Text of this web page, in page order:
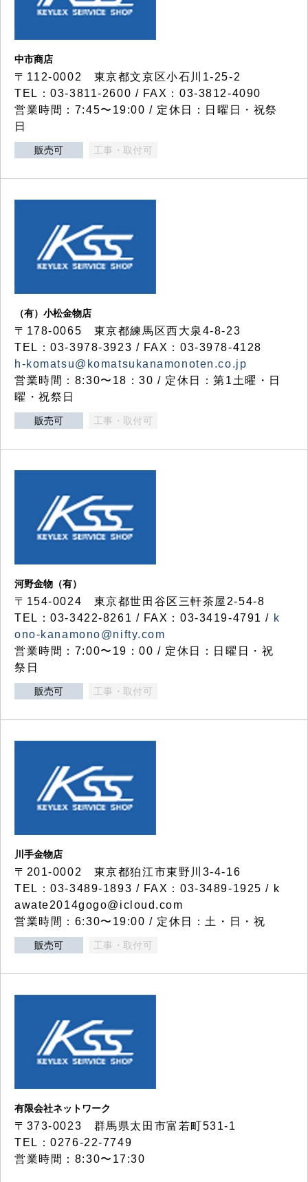
中市商店
〒112-0002 東京都文京区小石川1-25-2
TEL：03-3811-2600 / FAX：03-3812-4090
営業時間：7:45〜19:00 / 定休日：日曜日・祝祭
日
販売可 工事・取付可
（有）小松金物店
〒178-0065 東京都練馬区西大泉4-8-23
TEL：03-3978-3923 / FAX：03-3978-4128
h-komatsu@komatsukanamonoten.co.jp
営業時間：8:30〜18：30 / 定休日：第1土曜・日
曜・祝祭日
販売可 工事・取付可
河野金物（有）
〒154-0024 東京都世田谷区三軒茶屋2-54-8
TEL：03-3422-8261 / FAX：03-3419-4791 / k
ono-kanamono@nifty.com
営業時間：7:00〜19：00 / 定休日：日曜日・祝
祭日
販売可 工事・取付可
川手金物店
〒201-0002 東京都狛江市東野川3-4-16
TEL：03-3489-1893 / FAX：03-3489-1925 / k
awate2014gogo@icloud.com
営業時間：6:30〜19:00 / 定休日：土・日・祝
販売可 工事・取付可
有限会社ネットワーク
〒373-0023 群馬県太田市富若町531-1
TEL：0276-22-7749
営業時間：8:30〜17:30